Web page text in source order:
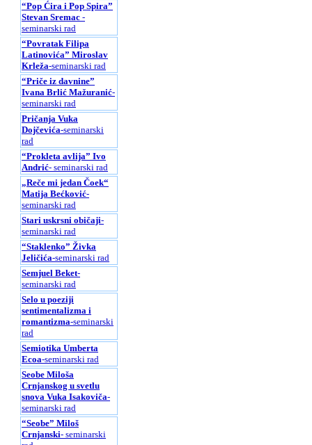
“Pop Ćira i Pop Spira”
Stevan Sremac -
seminarski rad
“Povratak Filipa
Latinovića” Miroslav
Krleža-seminarski rad
“Priče iz davnine”
Ivana Brlić Mažuranić-
seminarski rad
Pričanja Vuka
Dojčevića-seminarski
rad
“Prokleta avlija” Ivo
Andrić- seminarski rad
„Reče mi jedan Čoek“
Matija Bećković-
seminarski rad
Stari uskrsni običaji-
seminarski rad
“Staklenko” Živka
Jeličića-seminarski rad
Semjuel Beket-
seminarski rad
Selo u poeziji
sentimentalizma i
romantizma-seminarski
rad
Semiotika Umberta
Ecoa-seminarski rad
Seobe Miloša
Crnjanskog u svetlu
snova Vuka Isakoviča-
seminarski rad
“Seobe” Miloš
Crnjanski- seminarski